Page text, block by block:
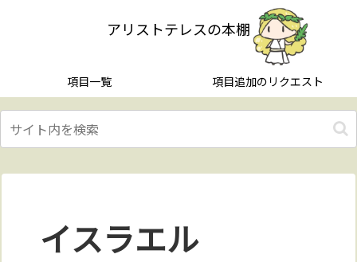
アリストテレスの本棚
項目一覧 項目追加のリクエスト
イスラエル